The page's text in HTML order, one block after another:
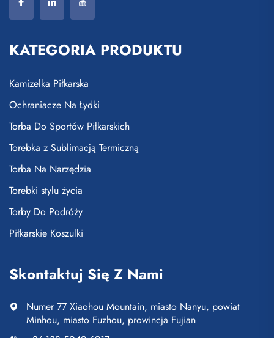
KATEGORIA PRODUKTU
Kamizelka Piłkarska
Ochraniacze Na Łydki
Torba Do Sportów Piłkarskich
Torebka z Sublimacją Termiczną
Torba Na Narzędzia
Torebki stylu życia
Torby Do Podróży
Piłkarskie Koszulki
Skontaktuj Się Z Nami
Numer 77 Xiaohou Mountain, miasto Nanyu, powiat
Minhou, miasto Fuzhou, prowincja Fujian